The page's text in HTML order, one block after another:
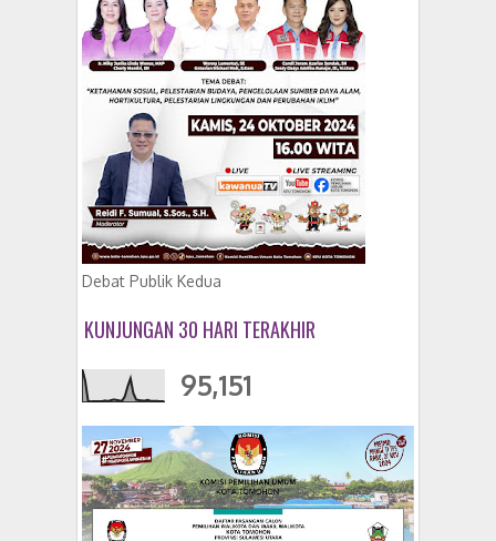
Debat Publik Kedua
KUNJUNGAN 30 HARI TERAKHIR
95,151